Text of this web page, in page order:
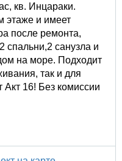
кв. Инцараки.
этаже и имеет
после ремонта,
спальни,2 санузла и
на море. Подходит
так и для
Акт 16! Без комиссии